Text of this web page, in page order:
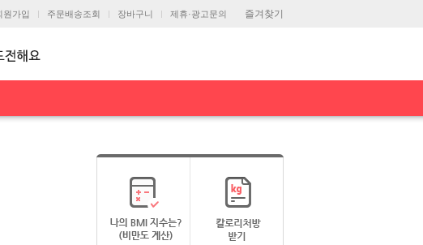
즐겨찾기
원가입 주문배송조회 장바구니 제휴·광고문의